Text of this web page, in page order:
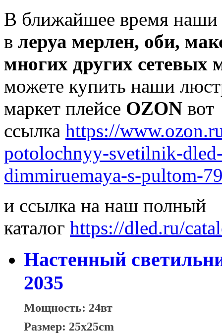
В ближайшее время наши
в леруа мерлен, оби,
многих других сетевых
можете купить наши
маркет плейсе OZON вот
ссылка https://
potolochnyy-svetilnik-
dimmiruemaya-s-pultom-
и ссылка на наш полный
каталог https://dled.ru/
Настенный
2035
Мощность: 24вт
Размер: 25x25cm